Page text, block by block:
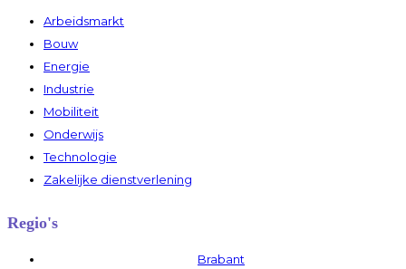
Arbeidsmarkt
Bouw
Energie
Industrie
Mobiliteit
Onderwijs
Technologie
Zakelijke dienstverlening
Regio's
Brabant